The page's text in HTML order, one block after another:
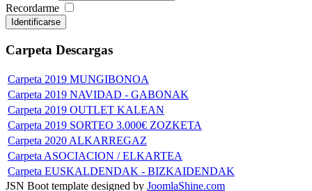
Recordarme
Identificarse
Carpeta Descargas
Carpeta 2019 MUNGIBONOA
Carpeta 2019 NAVIDAD - GABONAK
Carpeta 2019 OUTLET KALEAN
Carpeta 2019 SORTEO 3.000€ ZOZKETA
Carpeta 2020 ALKARREGAZ
Carpeta ASOCIACION / ELKARTEA
Carpeta EUSKALDENDAK - BIZKAIDENDAK
JSN Boot template designed by JoomlaShine.com